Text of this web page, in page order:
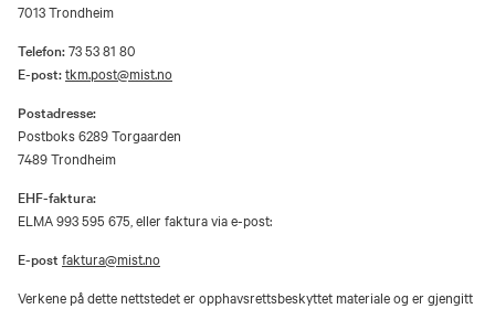
7013 Trondheim
Telefon:73 53 81 80
E-post:tkm.post@mist.no
Postadresse:
Postboks 6289 Torgaarden
7489 Trondheim
EHF-faktura:
ELMA 993 595 675, eller faktura via e-post:
E-post faktura@mist.no
Verkene på dette nettstedet er opphavsrettsbeskyttet materiale og er gjengitt